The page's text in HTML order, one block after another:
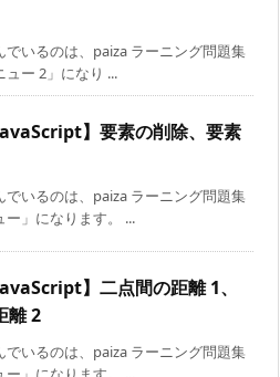
でいるのは、paiza ラーニング問題集
ュー 2」になり ...
】要素の削除、要素
でいるのは、paiza ラーニング問題集
ー」になります。 ...
】二点間の距離 1、
離 2
でいるのは、paiza ラーニング問題集